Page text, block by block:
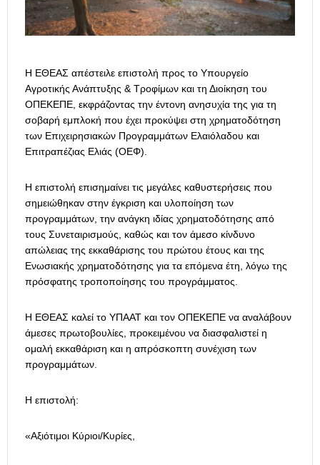
Η ΕΘΕΑΣ απέστειλε επιστολή προς το Υπουργείο
Αγροτικής Ανάπτυξης & Τροφίμων και τη Διοίκηση του
ΟΠΕΚΕΠΕ, εκφράζοντας την έντονη ανησυχία της για τη
σοβαρή εμπλοκή που έχει προκύψει στη χρηματοδότηση
των Επιχειρησιακών Προγραμμάτων Ελαιόλαδου και
Επιτραπέζιας Ελιάς (ΟΕΦ).
Η επιστολή επισημαίνει τις μεγάλες καθυστερήσεις που
σημειώθηκαν στην έγκριση και υλοποίηση των
προγραμμάτων, την ανάγκη ιδίας χρηματοδότησης από
τους Συνεταιρισμούς, καθώς και τον άμεσο κίνδυνο
απώλειας της εκκαθάρισης του πρώτου έτους και της
Ενωσιακής χρηματοδότησης για τα επόμενα έτη, λόγω της
πρόσφατης τροποποίησης του προγράμματος.
Η ΕΘΕΑΣ καλεί το ΥΠΑΑΤ και τον ΟΠΕΚΕΠΕ να αναλάβουν
άμεσες πρωτοβουλίες, προκειμένου να διασφαλιστεί η
ομαλή εκκαθάριση και η απρόσκοπτη συνέχιση των
προγραμμάτων.
Η επιστολή:
«Αξιότιμοι Κύριοι/Κυρίες,